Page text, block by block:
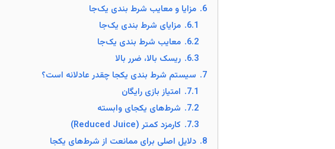
6. مزایا و معایب شرط بندی یک‌جا
6.1. مزایای شرط بندی یک‌جا
6.2. معایب شرط بندی یک‌جا
6.3. ریسک بالا، ضرر بالا
7. سیستم شرط بندی یکجا چقدر عادلانه است؟
7.1. امتیاز بازی رایگان
7.2. شرط‌های یکجای وابسته
7.3. کارمزد کمتر (Reduced Juice)
8. دلایل اصلی برای ممانعت از شرط‌های یکجا